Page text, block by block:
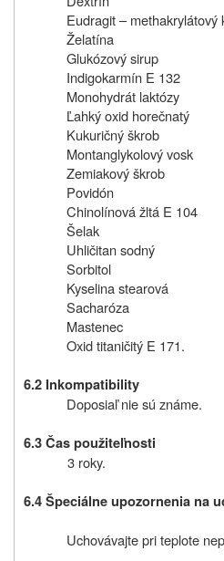
Eudragit – methakrylátový
Želatína
Glukózový sirup
Indigokarmín E 132
Monohydrát laktózy
Ľahký oxid horečnatý
Kukuričný škrob
Montanglykolový vosk
Zemiakový škrob
Povidón
Chinolínová žltá E 104
Šelak
Uhličitan sodný
Sorbitol
Kyselina stearová
Sacharóza
Mastenec
Oxid titaničitý E 171.
6.2 Inkompatibility
Doposiaľ nie sú známe.
6.3 Čas použiteľnosti
3 roky.
6.4 Špeciálne upozornenia na
Uchovávajte pri teplote